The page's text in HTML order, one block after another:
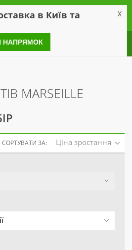
MARSEILLE
СОРТУВАТИ ЗА: Ціна зростання
в Київ та X
НАПРЯМОК